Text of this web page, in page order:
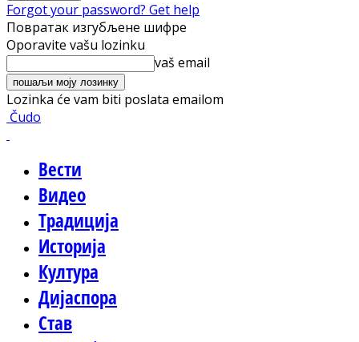
Forgot your password? Get help
Повратак изгубљене шифре
Oporavite vašu lozinku
vaš email
Lozinka će vam biti poslata emailom
Čudo
Вести
Видео
Традиција
Историја
Култура
Дијаспора
Став